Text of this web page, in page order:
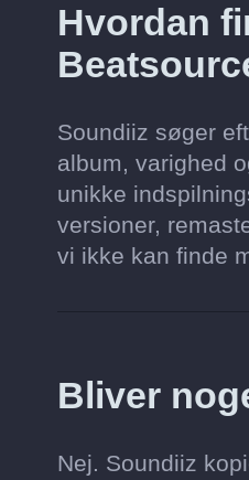
Hvordan
Soundiiz søger
album, varighed
unikke
versioner,
vi ikke kan finde
Bliver
Nej. Soundiiz